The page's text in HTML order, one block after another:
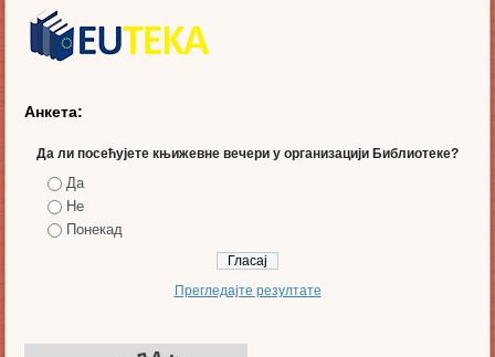
Анкета:
Да ли посећујете књижевне вечери у организацији Библиотеке?
Да
Не
Понекад
Прегледајте резултате